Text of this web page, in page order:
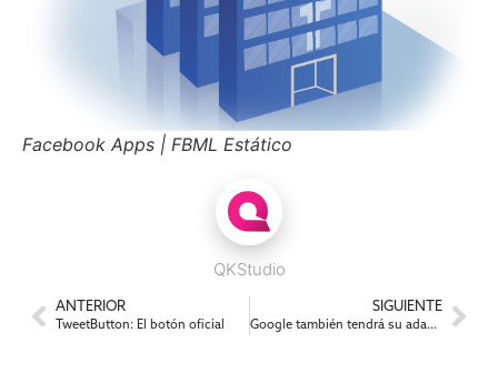
Facebook Apps | FBML Estático
QKStudio
ANTERIOR
TweetButton: El botón oficial
SIGUIENTE
Google también tendrá su adaptación cinematográfica